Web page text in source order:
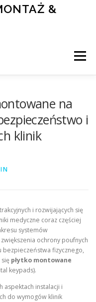
&
Menu
na
i
klinik
i rozwijających się
medyczne coraz częściej
systemów
ochrony poufnych
bezpieczeństwa fizycznego,
płytko montowane
keypads).
aspektach instalacji i
do wymogów klinik